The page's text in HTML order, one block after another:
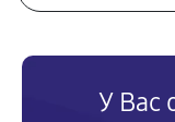
У Вас